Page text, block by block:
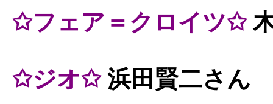
✩フェア＝クロイツ✩
✩ジオ✩浜田賢二さん